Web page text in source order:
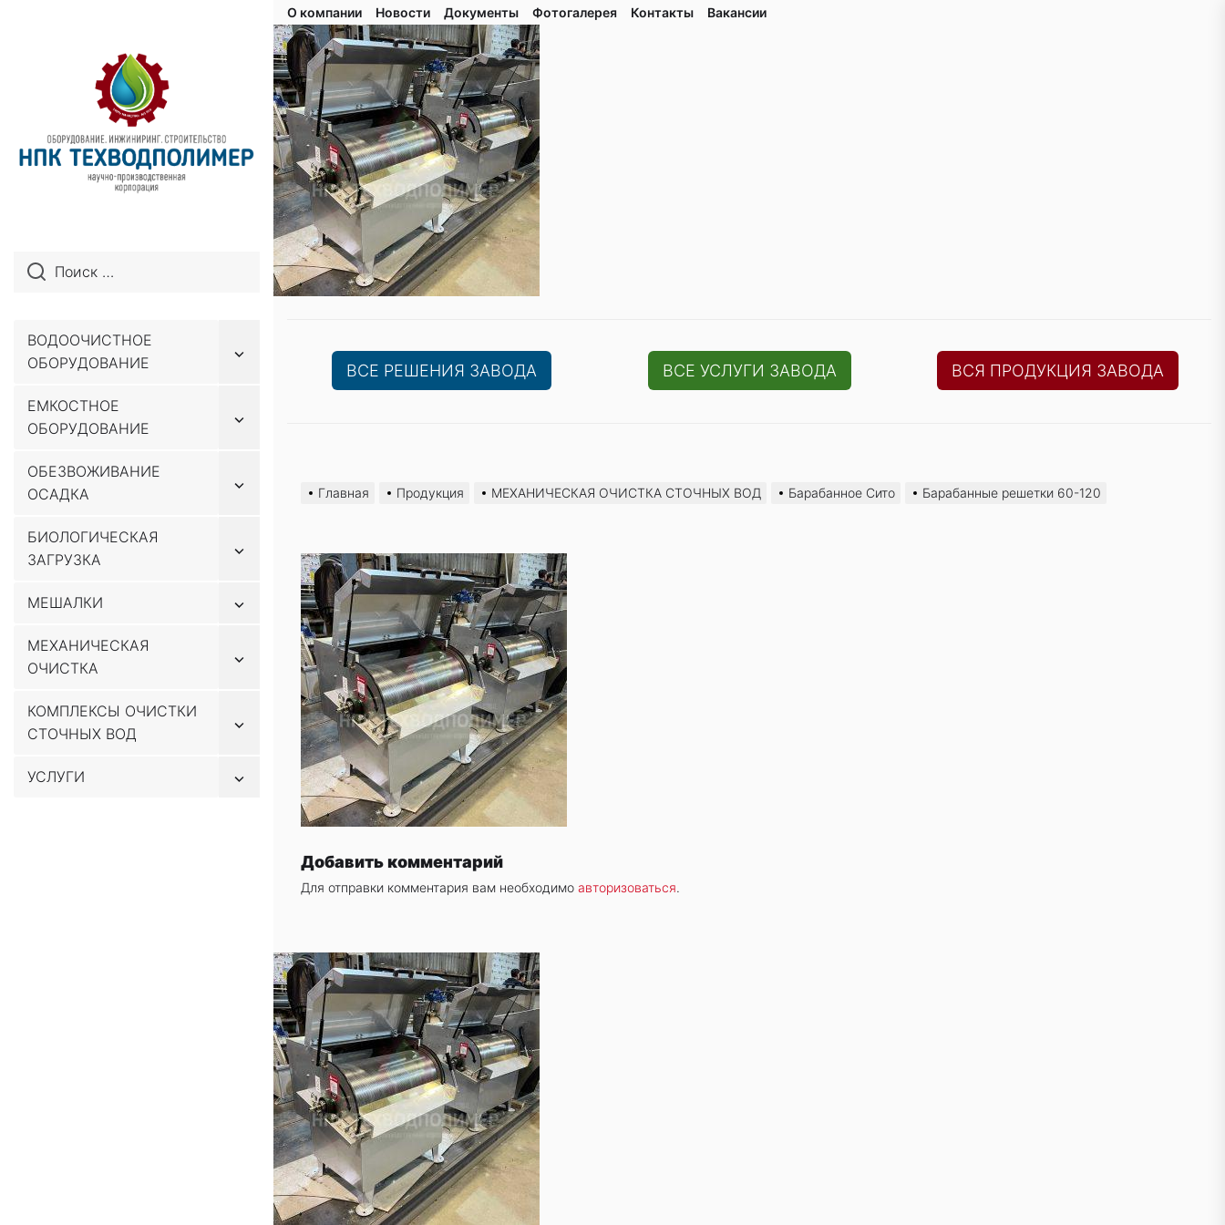
ВСЕ РЕШЕНИЯ ЗАВОДА ВСЕ УСЛУГИ ЗАВОДА ВСЯ ПРОДУКЦИЯ ЗАВОДА
ВОДООЧИСТНОЕ
ОБОРУДОВАНИЕ
Показывать
ЕМКОСТНОЕ
ОБОРУДОВАНИЕ
Показывать
ОБЕЗВОЖИВАНИЕ
ОСАДКА
Показывать
БИОЛОГИЧЕСКАЯ
ЗАГРУЗКА
Показывать
МЕШАЛКИ
Показывать
МЕХАНИЧЕСКАЯ
ОЧИСТКА
Показывать
КОМПЛЕКСЫ ОЧИСТКИ
СТОЧНЫХ ВОД
Показывать
УСЛУГИ
Показывать
Главная Продукция МЕХАНИЧЕСКАЯ ОЧИСТКА СТОЧНЫХ ВОД Барабанное Сито Барабанные решетки 60-120
Добавить комментарий
Для отправки комментария вам необходимо авторизоваться.
О компании Новости Документы Фотогалерея Контaкты Вакaнсии